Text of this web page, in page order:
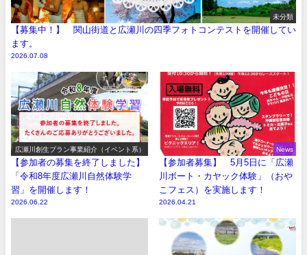
未分類
【募集中！】 関山街道と広瀬川の四季フォトコンテストを開催してい
ます。
2026.07.08
広瀬川創生プラン事業紹介（イベント系）
【参加者の募集を終了しました】
「令和8年度広瀬川自然体験学
習」を開催します！
2026.06.22
News
【参加者募集】 5月5日に「広瀬
川ボート・カヤック体験」（おや
こフェス）を実施します！
2026.04.21